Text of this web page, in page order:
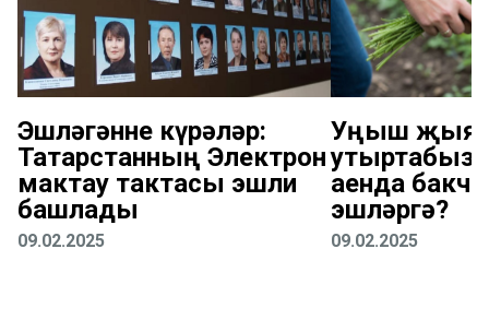
Эшләгәнне күрәләр:
Татарстанның Электрон
мактау тактасы эшли
башлады
09.02.2025
Уңыш
утыртабыз:
аенда
эшләргә?
09.02.2025